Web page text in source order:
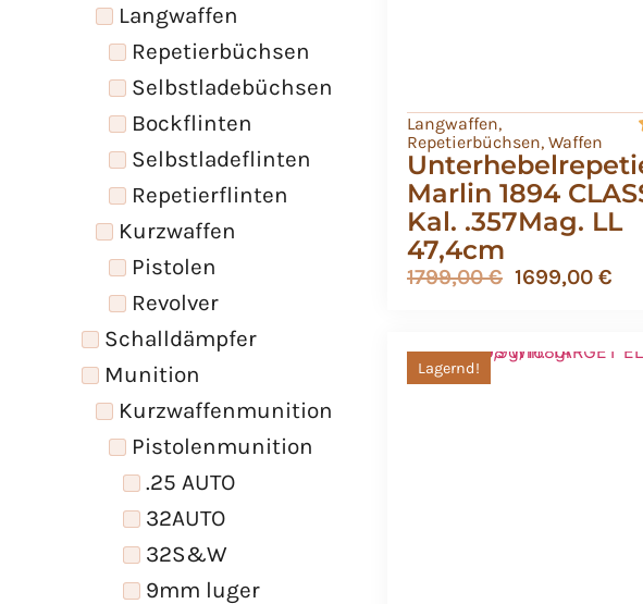
Langwaffen
Repetierbüchsen
Selbstladebüchsen
Bockflinten
Selbstladeflinten
Repetierflinten
Kurzwaffen
Pistolen
Revolver
Schalldämpfer
Munition
Kurzwaffenmunition
Pistolenmunition
.25 AUTO
32AUTO
32S&W
9mm luger
Marlin 1894
Kal. .357Mag. LL
47,4cm
Langwaffen,
Repetierbüchsen, Waffen
1799,00€ 1699,00 €
Lagernd!